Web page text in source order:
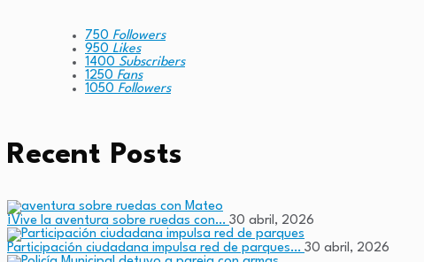
750 Followers
950 Likes
1400 Subscribers
1250 Fans
1050 Followers
Recent Posts
¡Vive la aventura sobre ruedas con… 30 abril, 2026
Participación ciudadana impulsa red de parques… 30 abril, 2026